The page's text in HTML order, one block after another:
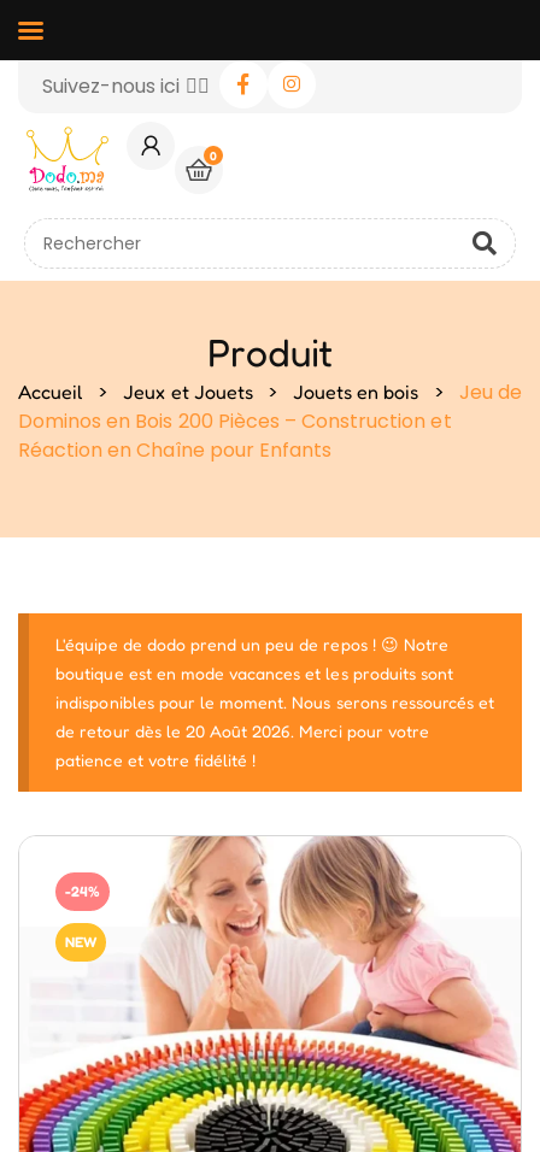
Suivez-nous ici 👉🏻
0
Produit
Accueil > Jeux et Jouets > Jouets en bois >
Jeu de
Dominos en Bois 200 Pièces – Construction et
Réaction en Chaîne pour Enfants
L'équipe de dodo prend un peu de repos ! 😉 Notre
boutique est en mode vacances et les produits sont
indisponibles pour le moment. Nous serons ressourcés et
de retour dès le 20 Août 2026. Merci pour votre
patience et votre fidélité !
-24%
NEW